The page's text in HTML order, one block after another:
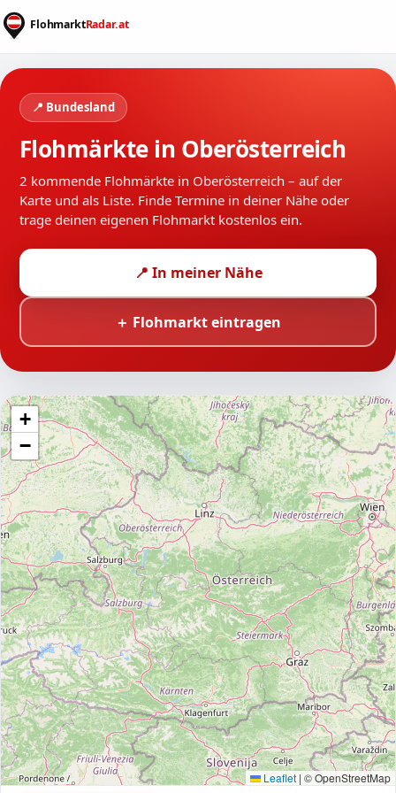
📍 Bundesland
Flohmärkte in Oberösterreich
2 kommende Flohmärkte in Oberösterreich – auf der
Karte und als Liste. Finde Termine in deiner Nähe oder
trage deinen eigenen Flohmarkt kostenlos ein.
📍 In meiner Nähe
＋ Flohmarkt eintragen
+
−
Leaflet | © OpenStreetMap